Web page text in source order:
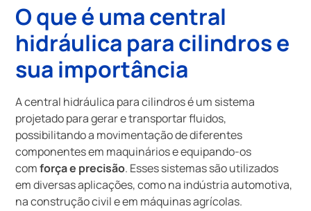
O que é uma central
hidráulica para cilindros e
sua importância
A central hidráulica para cilindros é um sistema
projetado para gerar e transportar fluidos,
possibilitando a movimentação de diferentes
componentes em maquinários e equipando-os
comforça e precisão. Esses sistemas são utilizados
em diversas aplicações, como na indústria automotiva,
na construção civil e em máquinas agrícolas.